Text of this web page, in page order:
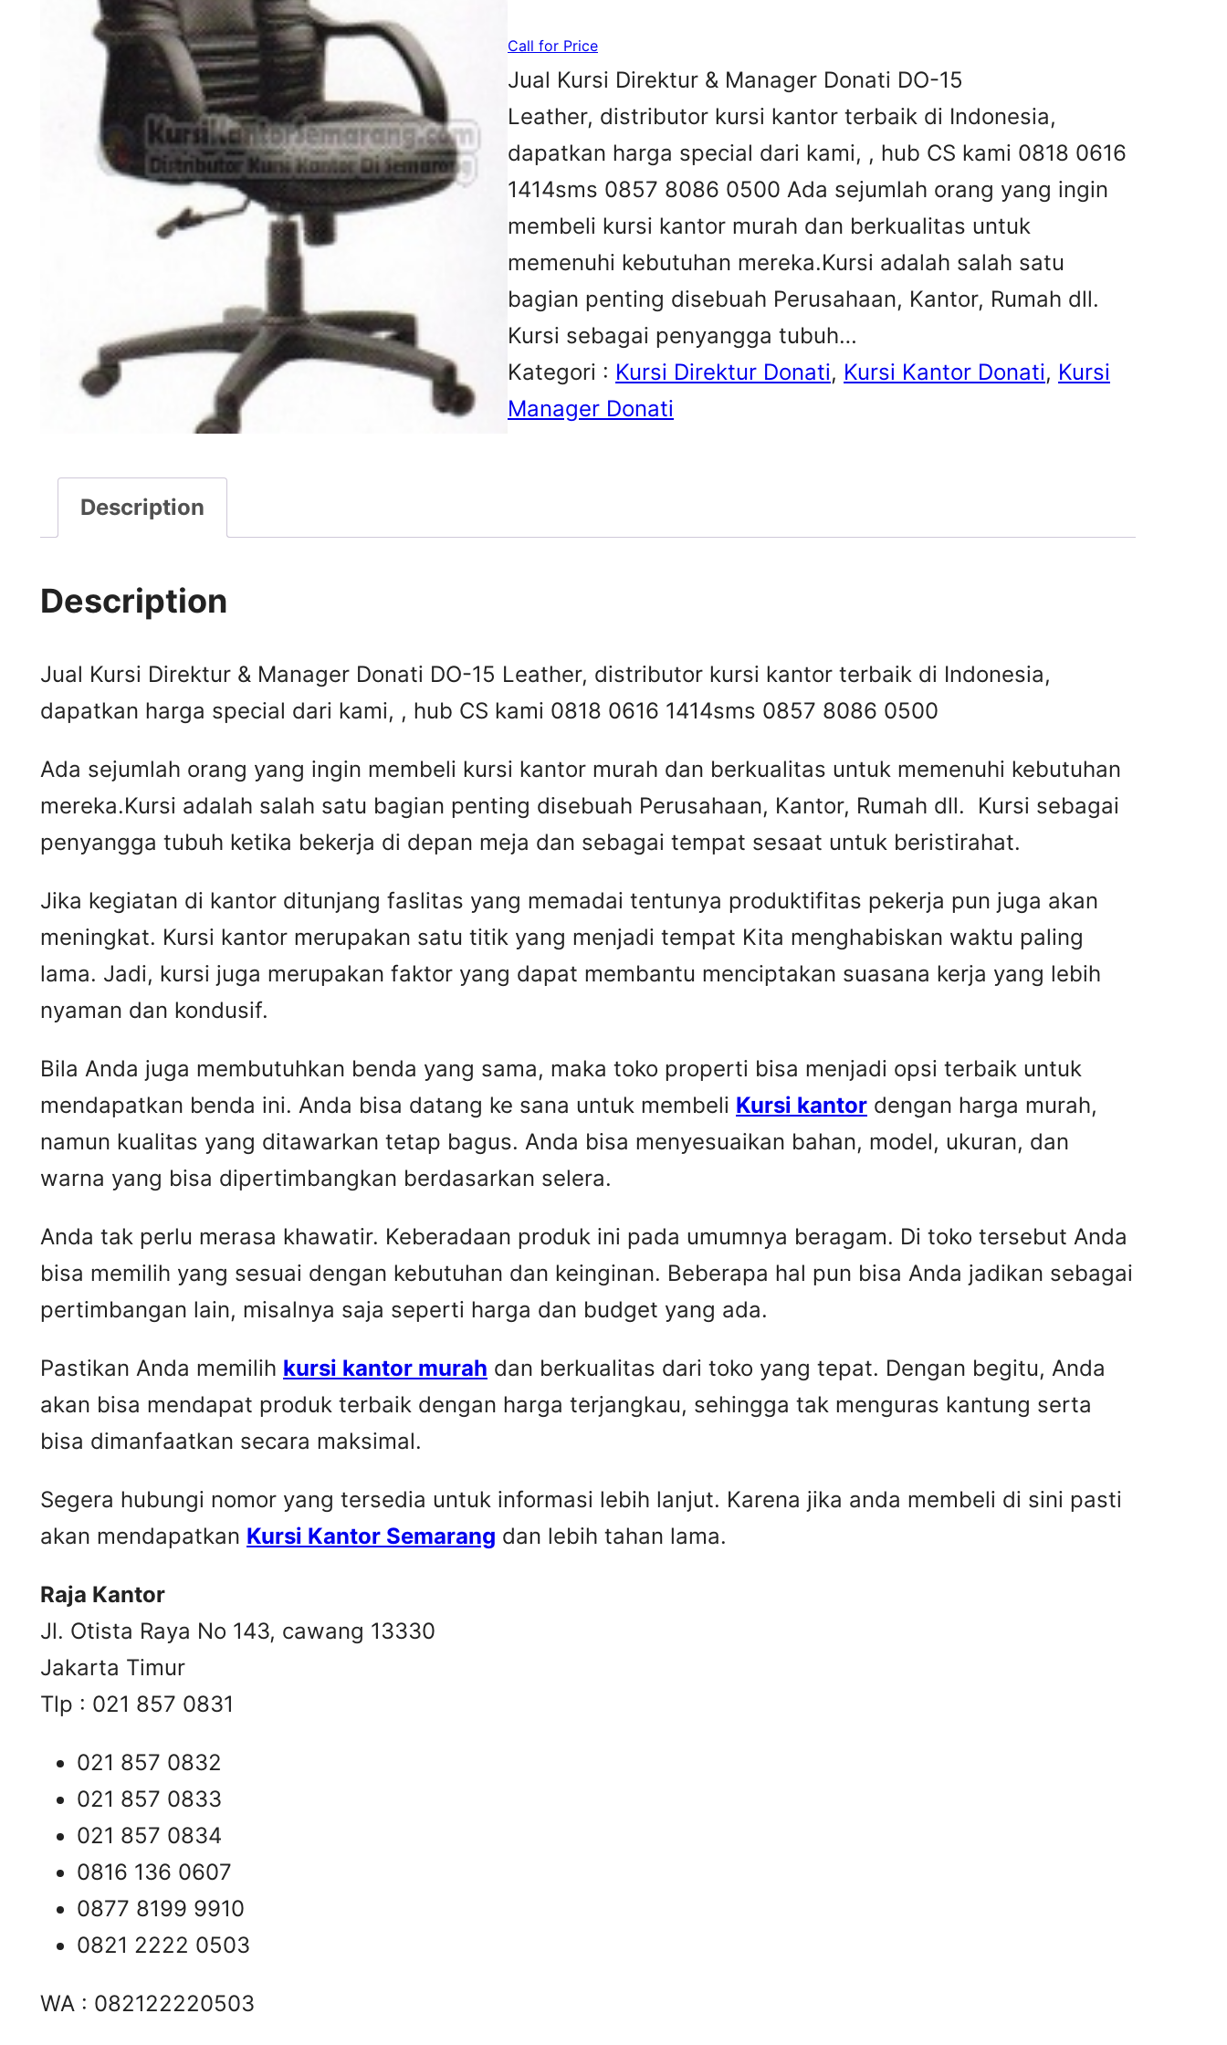
Call for Price
Jual Kursi Direktur & Manager Donati DO-15
Leather, distributor kursi kantor terbaik di Indonesia,
dapatkan harga special dari kami, , hub CS kami 0818 0616
1414sms 0857 8086 0500 Ada sejumlah orang yang ingin
membeli kursi kantor murah dan berkualitas untuk
memenuhi kebutuhan mereka.Kursi adalah salah satu
bagian penting disebuah Perusahaan, Kantor, Rumah dll.
Kursi sebagai penyangga tubuh…
Kategori : Kursi Direktur Donati, Kursi Kantor Donati, Kursi
Manager Donati
Description
Description
Jual Kursi Direktur & Manager Donati DO-15 Leather, distributor kursi kantor terbaik di Indonesia,
dapatkan harga special dari kami, , hub CS kami 0818 0616 1414sms 0857 8086 0500
Ada sejumlah orang yang ingin membeli kursi kantor murah dan berkualitas untuk memenuhi kebutuhan
mereka.Kursi adalah salah satu bagian penting disebuah Perusahaan, Kantor, Rumah dll. Kursi sebagai
penyangga tubuh ketika bekerja di depan meja dan sebagai tempat sesaat untuk beristirahat.
Jika kegiatan di kantor ditunjang faslitas yang memadai tentunya produktifitas pekerja pun juga akan
meningkat. Kursi kantor merupakan satu titik yang menjadi tempat Kita menghabiskan waktu paling
lama. Jadi, kursi juga merupakan faktor yang dapat membantu menciptakan suasana kerja yang lebih
nyaman dan kondusif.
Bila Anda juga membutuhkan benda yang sama, maka toko properti bisa menjadi opsi terbaik untuk
mendapatkan benda ini. Anda bisa datang ke sana untuk membeli Kursi kantor dengan harga murah,
namun kualitas yang ditawarkan tetap bagus. Anda bisa menyesuaikan bahan, model, ukuran, dan
warna yang bisa dipertimbangkan berdasarkan selera.
Anda tak perlu merasa khawatir. Keberadaan produk ini pada umumnya beragam. Di toko tersebut Anda
bisa memilih yang sesuai dengan kebutuhan dan keinginan. Beberapa hal pun bisa Anda jadikan sebagai
pertimbangan lain, misalnya saja seperti harga dan budget yang ada.
Pastikan Anda memilih kursi kantor murah dan berkualitas dari toko yang tepat. Dengan begitu, Anda
akan bisa mendapat produk terbaik dengan harga terjangkau, sehingga tak menguras kantung serta
bisa dimanfaatkan secara maksimal.
Segera hubungi nomor yang tersedia untuk informasi lebih lanjut. Karena jika anda membeli di sini pasti
akan mendapatkan Kursi Kantor Semarang dan lebih tahan lama.
Raja Kantor
Jl. Otista Raya No 143, cawang 13330
Jakarta Timur
Tlp : 021 857 0831
021 857 0832
021 857 0833
021 857 0834
0816 136 0607
0877 8199 9910
0821 2222 0503
WA : 082122220503